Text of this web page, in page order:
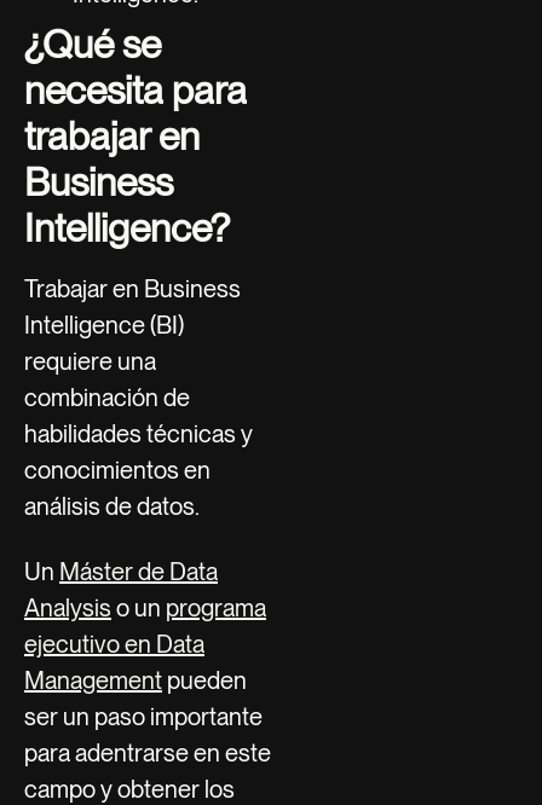
¿Qué se
necesita para
trabajar en
Business
Intelligence?
Trabajar en Business
Intelligence (BI)
requiere una
combinación de
habilidades técnicas y
conocimientos en
análisis de datos.
Un Máster de Data
Analysis o un programa
ejecutivo en Data
Management pueden
ser un paso importante
para adentrarse en este
campo y obtener los